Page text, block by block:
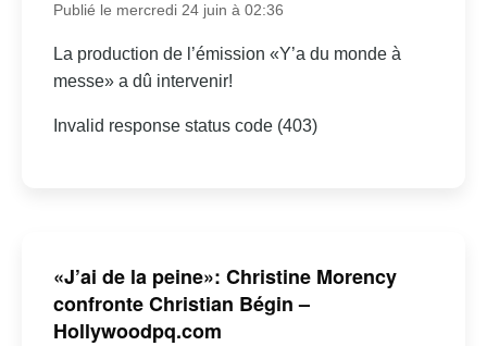
Publié le mercredi 24 juin à 02:36
La production de l’émission «Y’a du monde à
messe» a dû intervenir!
Invalid response status code (403)
«J’ai de la peine»: Christine Morency
confronte Christian Bégin –
Hollywoodpq.com